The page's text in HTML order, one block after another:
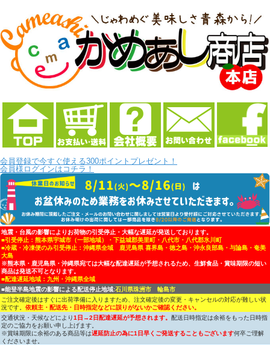
会員登録で今すぐ使える300ポイントプレゼント！
会員様ログインはコチラ！
地震・台風の影響によりお荷物の引受停止・大幅な遅延が発送しております。
■引受停止：熊本県宇城市（一部地域）・下益城郡美里町・八代市・八代郡氷川町
■冷蔵・冷凍便のみ引受停止：沖縄県全域 鹿児島県 喜界島・徳之島・沖永良部島・与論島・奄美
大島
※熊本県・鹿児島県・沖縄県宛ては大幅な配達遅延が予想されるため、生鮮食品・賞味期限の短い
商品は発送不可となります。
■配達遅延地域：九州・沖縄県全域
■能登半島地震の影響による配送停止地域:石川県珠洲市 輪島市
ご注文確定後はすぐに出荷準備に入りますため、注文確定後の変更・キャンセルの対応が難しい状
況です。 依頼主・配送先・日時指定などに誤りがないかご確認ください。
交通状況・天候などにより1日→2日配達遅延が予想されます。 配送日時指定は余裕をもった日時指
定のご協力をお願い申し上げます。
※賞味期限に余裕のある商品等は遅延防止の為に1日早くご発送することもございます何卒ご理解
くださいませ。